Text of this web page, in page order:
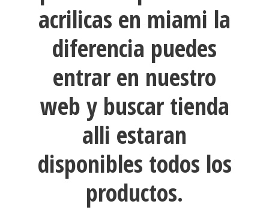
acrilicas en miami la
diferencia puedes
entrar en nuestro
web y buscar tienda
alli estaran
disponibles todos los
productos.